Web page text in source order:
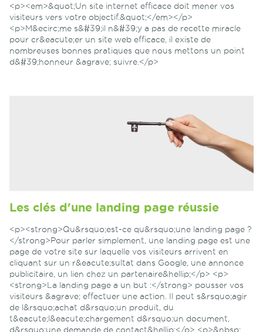
<p><em>&quot;Un site internet efficace doit mener vos
visiteurs vers votre objectif.&quot;</em></p>
<p>M&ecirc;me s&#39;il n&#39;y a pas de recette miracle
pour cr&eacute;er un site web efficace, il existe de
nombreuses bonnes pratiques que nous mettons un point
d&#39;honneur &agrave; suivre.</p>
Les clés d'une landing page réussie
<p><strong>Qu&rsquo;est-ce qu&rsquo;une landing page ?
</strong>Pour parler simplement, une landing page est une
page de votre site sur laquelle vos visiteurs arrivent en
cliquant sur un r&eacute;sultat dans Google, une annonce
publicitaire, un lien chez un partenaire&hellip;</p> <p>
<strong>La landing page a un but :</strong> pousser vos
visiteurs &agrave; effectuer une action. Il peut s&rsquo;agir
de l&rsquo;achat d&rsquo;un produit, du
t&eacute;l&eacute;chargement d&rsquo;un document,
d&rsquo;une demande de contact&hellip;</p> <p>&nbsp;